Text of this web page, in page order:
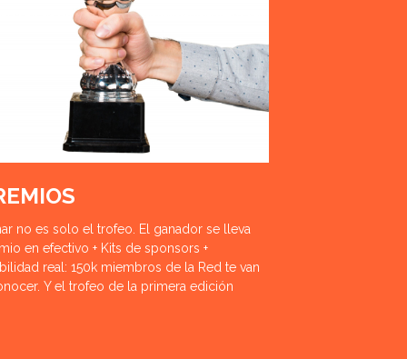
no es solo el trofeo. El ganador se lleva
en efectivo + Kits de sponsors +
real: 150k miembros de la Red te van
Y el trofeo de la primera edición